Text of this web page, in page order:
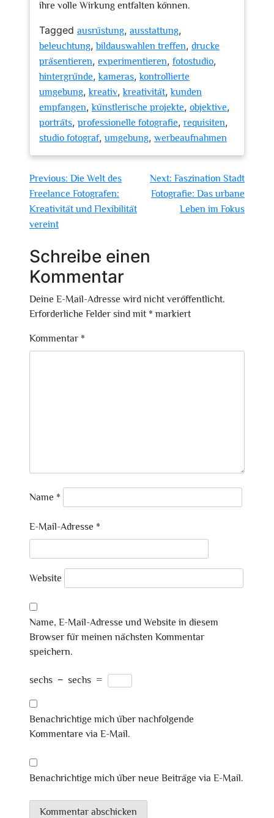
ihre volle Wirkung entfalten können.
Tagged ausrüstung, ausstattung,
beleuchtung,bildauswahlen treffen, drucke
präsentieren, experimentieren, fotostudio,
hintergründe,kameras,kontrollierte
umgebung,kreativ,kreativität,kunden
empfangen,künstlerische projekte, objektive,
porträts, professionelle fotografie, requisiten,
studio fotograf, umgebung, werbeaufnahmen
Beitragsnavigation
Previous: Die Welt des
Freelance Fotografen:
Kreativität und Flexibilität
vereint
Next: Faszination Stadt
Fotografie: Das urbane
Leben im Fokus
Schreibe einen
Kommentar
Deine E-Mail-Adresse wird nicht veröffentlicht.
Erforderliche Felder sind mit * markiert
Kommentar *
Name *
E-Mail-Adresse *
Website
Name, E-Mail-Adresse und Website in diesem
Browser für meinen nächsten Kommentar
speichern.
sechs − sechs =
Benachrichtige mich über nachfolgende
Kommentare via E-Mail.
Benachrichtige mich über neue Beiträge via E-Mail.